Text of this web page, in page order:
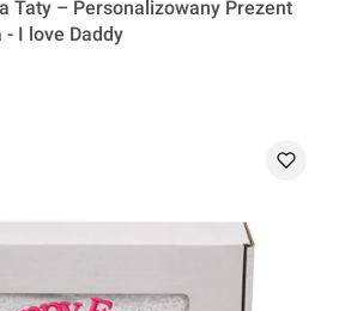
Taty – Personalizowany Prezent
- I love Daddy